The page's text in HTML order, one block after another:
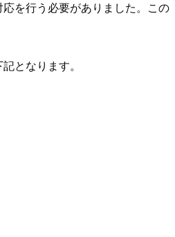
を行う必要がありました。この
となります。